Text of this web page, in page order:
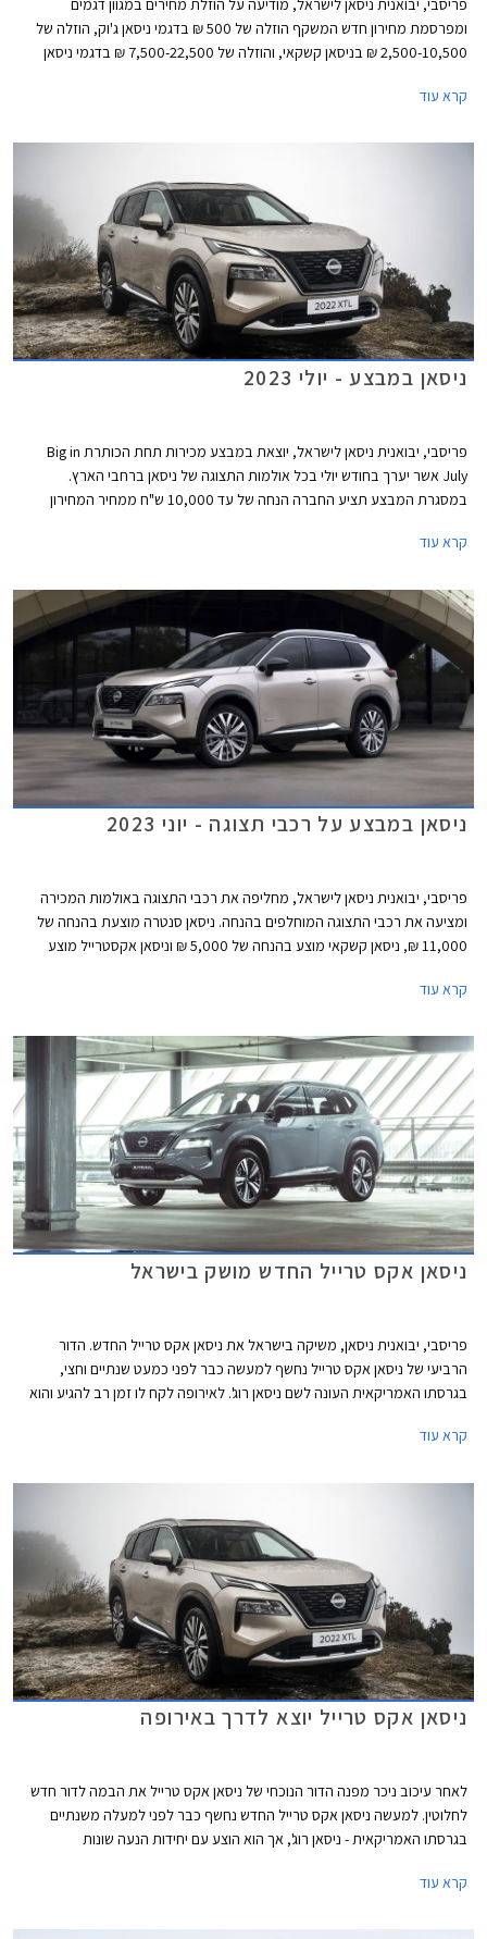
פריסבי, יבואנית ניסאן לישראל, מודיעה על הוזלת מחירים במגוון דגמים
ומפרסמת מחירון חדש המשקף הוזלה של 500 ₪ בדגמי ניסאן ג'וק, הוזלה של
2,500-10,500 ₪ בניסאן קשקאי, והוזלה של 7,500-22,500 ₪ בדגמי ניסאן
בשל מחיר גבוה ביחס למתחרות. כעת נאלצת היבואנית להוריד את המחירים
קרא עוד
ניסאן במבצע - יולי 2023
פריסבי, יבואנית ניסאן לישראל, יוצאת במבצע מכירות תחת הכותרת Big in
July אשר יערך בחודש יולי בכל אולמות התצוגה של ניסאן ברחבי הארץ.
במסגרת המבצע תציע החברה הנחה של עד 10,000 ש"ח ממחיר המחירון
של עד 50% ברכישת אבזור נוסף בהתקנה מקומית.
קרא עוד
ניסאן במבצע על רכבי תצוגה - יוני 2023
פריסבי, יבואנית ניסאן לישראל, מחליפה את רכבי התצוגה באולמות המכירה
ומציעה את רכבי התצוגה המוחלפים בהנחה. ניסאן סנטרה מוצעת בהנחה של
11,000 ₪, ניסאן קשקאי מוצע בהנחה של 5,000 ₪ וניסאן אקסטרייל מוצע
ניסאן קשקאי וניסאן סנטרה.
קרא עוד
ניסאן אקס טרייל החדש מושק בישראל
פריסבי, יבואנית ניסאן, משיקה בישראל את ניסאן אקס טרייל החדש. הדור
הרביעי של ניסאן אקס טרייל נחשף למעשה כבר לפני כמעט שנתיים וחצי,
בגרסתו האמריקאית העונה לשם ניסאן רוג'. לאירופה לקח לו זמן רב להגיע והוא
נבדלים אחד מהשני ביחידות ההנעה.
קרא עוד
ניסאן אקס טרייל יוצא לדרך באירופה
לאחר עיכוב ניכר מפנה הדור הנוכחי של ניסאן אקס טרייל את הבמה לדור חדש
לחלוטין. למעשה ניסאן אקס טרייל החדש נחשף כבר לפני למעלה משנתיים
בגרסתו האמריקאית - ניסאן רוג', אך הוא הוצע עם יחידות הנעה שונות
קרא עוד